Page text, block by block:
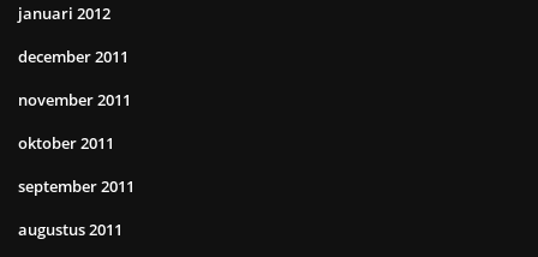
januari 2012
december 2011
november 2011
oktober 2011
september 2011
augustus 2011